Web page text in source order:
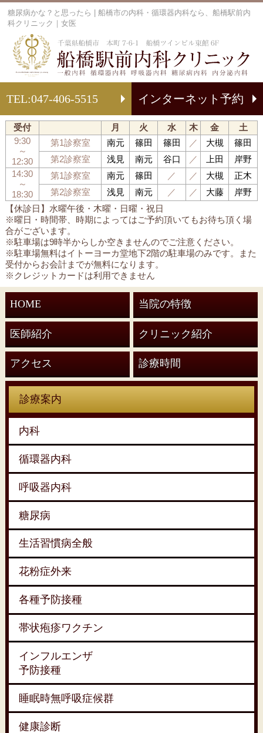
糖尿病かな？と思ったら | 船橋市の内科・循環器内科なら、船橋駅前内
科クリニック｜女医
TEL:047-406-5515 インターネット予約
【休診日】水曜午後・木曜・日曜・祝日
※曜日・時間帯、時期によってはご予約頂いてもお待ち頂く場
合がございます。
※駐車場は9時半からしか空きませんのでご注意ください。
※駐車場無料はイトーヨーカ堂地下2階の駐車場のみです。また
受付からお会計までが無料になります。
※クレジットカードは利用できません
受付 月 火 水 木 金
土
9:30
～
12:30
第1診察室 南元 篠田 篠田 ／ 大槻
篠田
第2診察室
浅見 南元 谷口 ／ 上田
岸野
14:30
～
18:30
第1診察室 南元 篠田 ／ ／ 大槻
正木
第2診察室
浅見 南元 ／ ／ 大藤 岸野
HOME 当院の特徴
医師紹介 クリニック紹介
アクセス 診療時間
診療案内
内科
循環器内科
呼吸器内科
糖尿病
生活習慣病全般
花粉症外来
各種予防接種
帯状疱疹ワクチン
インフルエンザ
予防接種
睡眠時無呼吸症候群
健康診断